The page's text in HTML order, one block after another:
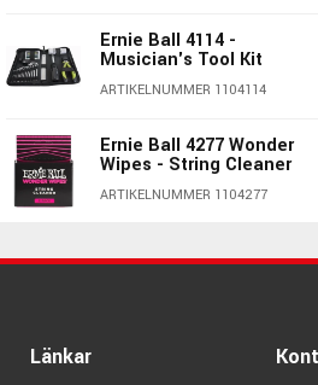
E:010
B:013
D: 026 spunnen
A:036 spunnen
E:
046 spunnen
Ernie Ball 4114 -
Musician's Tool Kit
ARTIKELNUMMER 1104114
Ernie Ball 4277 Wonder
Wipes - String Cleaner
ARTIKELNUMMER 1104277
Pegwinder Plus
Länkar